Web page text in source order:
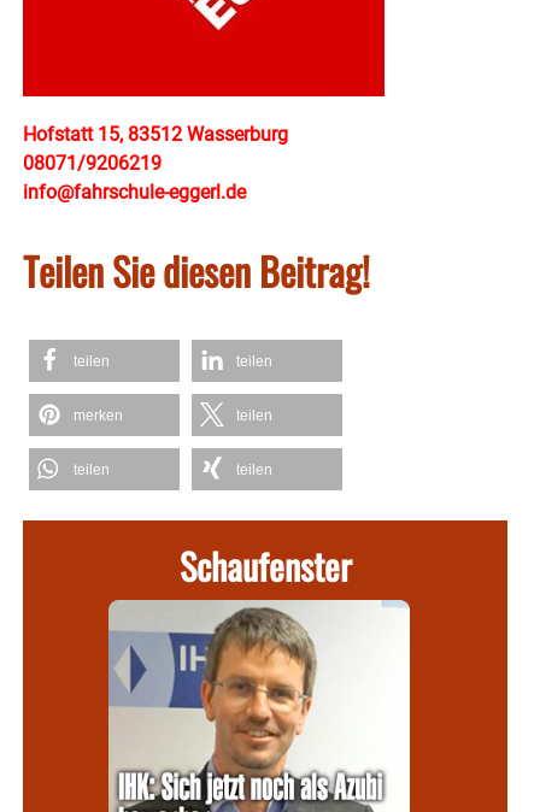
Hofstatt 15, 83512 Wasserburg
08071/9206219
info@fahrschule-eggerl.de
Teilen Sie diesen Beitrag!
teilen teilen
merken teilen
teilen teilen
Schaufenster